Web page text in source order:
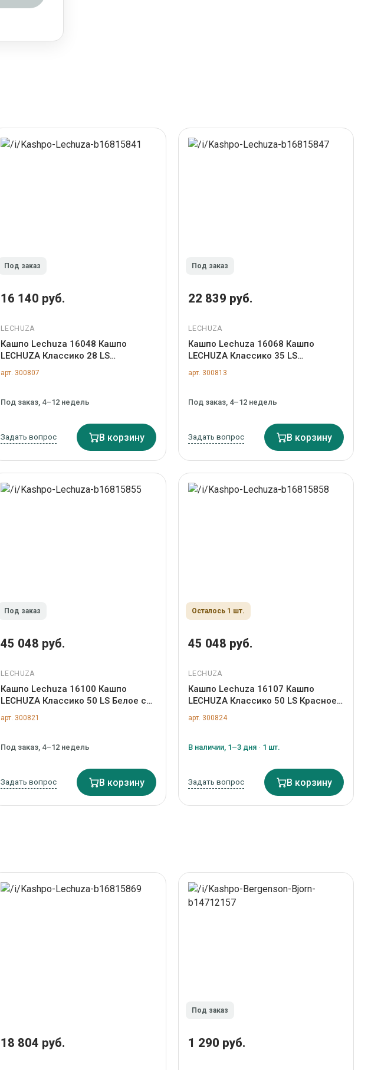
Под заказ
16 140 руб.
LECHUZA
Кашпо Lechuza 16048 Кашпо
LECHUZA Классико 28 LS
Серебрянное с сист. полива и
съемным горшком арт. ZN-300807
арт. 300807
Под заказ, 4–12 недель
Задать вопрос В корзину
Под заказ
22 839 руб.
LECHUZA
Кашпо Lechuza 16068 Кашпо
LECHUZA Классико 35 LS
Серебряное с системой полива и
съемным горшком арт. ZN-300813
арт. 300813
Под заказ, 4–12 недель
Задать вопрос В корзину
Под заказ
45 048 руб.
LECHUZA
Кашпо Lechuza 16100 Кашпо
LECHUZA Классико 50 LS Белое с
системой полива и съемным
горшком арт. ZN-300821
арт. 300821
Под заказ, 4–12 недель
Задать вопрос В корзину
Осталось 1 шт.
45 048 руб.
LECHUZA
Кашпо Lechuza 16107 Кашпо
LECHUZA Классико 50 LS Красное
с системой полива и съемным
горшком арт. ZN-300824
арт. 300824
В наличии, 1–3 дня · 1 шт.
Задать вопрос В корзину
18 804 руб.
Под заказ
1 290 руб.